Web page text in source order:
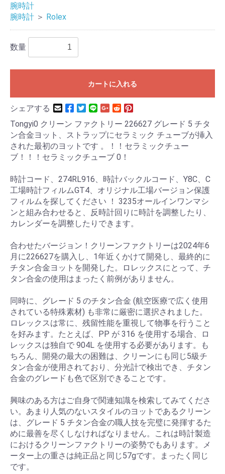
腕時計
腕時計 ＞ Rolex
数量
カートに入れる
シェアする
Tongyi0 クリーン ファクトリー 226627 グレード 5 チタ
ン合金ヨット、ストラップにセラミック チューブが挿入
された最初のヨットです 。！！セラミックチュー
ブ！！！セラミックチューブ 0！
時計コード、274RL916、時計バックルコード、Y8C、C
工場時計フィルムGT4、オリジナル工場バージョン保護
フィルムを探してください ！ 3235オールインワンマシ
ンと組み合わせると、反時計回りに時計を調整したり、
カレンダーを調整したりできます。
合わせたバージョン！クリーンファクトリーは2024年6
月に226627を購入し、1年近くかけて開発し、最終的に
チタン合金ヨットを開発した。ロレックスにとって、チ
タン合金の使用はまったく前例がありません。
同時に、グレード 5 のチタン合金 (航空医療で広く使用
されている特殊素材) も非常に厳密に選択されました。
ロレックスは常に、残留性能を重視して物事を行うこと
を好みます。たとえば、PP が 316 を使用する場合、ロ
レックスは独自で 904L を使用する必要があります。も
ちろん、開発の最大の困難は、クリーンにも同じ5級チ
タン合金が使用されており、分光計で検出でき、チタン
合金のグレードも色で区別できることです。
興味のある方はご自身で関連知識を検索してみてくださ
い。あまり人気のないスタイルのヨットであるクリーン
は、グレード 5 チタン合金の職人技を完璧に発揮するた
めに最善を尽くしなければなりません。これは時計製造
におけるクリーンファクトリーの姿勢でもあります。メ
ーター上の重さは純正品と同じ57gです。まったく同じ
です。